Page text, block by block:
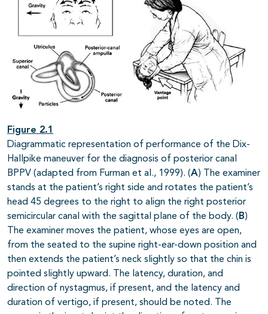
Figure 2.1
Diagrammatic representation of performance of the Dix-
Hallpike maneuver for the diagnosis of posterior canal
BPPV (adapted from Furman et al., 1999). (A) The examiner
stands at the patient’s right side and rotates the patient’s
head 45 degrees to the right to align the right posterior
semicircular canal with the sagittal plane of the body. (B)
The examiner moves the patient, whose eyes are open,
from the seated to the supine right-ear-down position and
then extends the patient’s neck slightly so that the chin is
pointed slightly upward. The latency, duration, and
direction of nystagmus, if present, and the latency and
duration of vertigo, if present, should be noted. The